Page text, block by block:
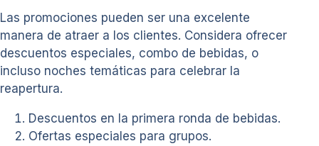
Las promociones pueden ser una excelente
manera de atraer a los clientes. Considera ofrecer
descuentos especiales, combo de bebidas, o
incluso noches temáticas para celebrar la
reapertura.
Descuentos en la primera ronda de bebidas.
Ofertas especiales para grupos.